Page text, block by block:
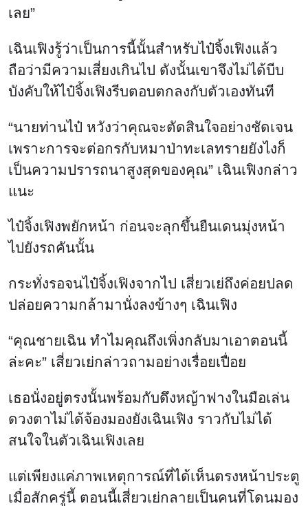
เลย”
เฉินเฟิงรู้ว่าเป็นการนี้นั้นสำหรับไป๋จิ้งเฟิงแล้ว
ถือว่ามีความเสี่ยงเกินไป ดังนั้นเขาจึงไม่ได้บีบ
บังคับให้ไป๋จิ้งเฟิงรีบตอบตกลงกับตัวเองทันที
“นายท่านไป๋ หวังว่าคุณจะตัดสินใจอย่างชัดเจน
เพราะการจะต่อกรกับหมาป่าทะเลทรายยังไงก็
เป็นความปรารถนาสูงสุดของคุณ” เฉินเฟิงกล่าว
แนะ
ไป๋จิ้งเฟิงพยักหน้า ก่อนจะลุกขึ้นยืนเดนมุ่งหน้า
ไปยังรถคันนั้น
กระทั่งรอจนไป๋จิ้งเฟิงจากไป เสี่ยวเย่ถึงค่อยปลด
ปล่อยความกล้ามานั่งลงข้างๆ เฉินเฟิง
“คุณชายเฉิน ทำไมคุณถึงเพิ่งกลับมาเอาตอนนี้
ล่ะคะ” เสี่ยวเย่กล่าวถามอย่างเรื่อยเปื่อย
เธอนั่งอยู่ตรงนั้นพร้อมกับดึงหญ้าฟางในมือเล่น
ดวงตาไม่ได้จ้องมองยังเฉินเฟิง ราวกับไม่ได้
สนใจในตัวเฉินเฟิงเลย
แต่เพียงแค่ภาพเหตุการณ์ที่ได้เห็นตรงหน้าประตู
เมื่อสักครู่นี้ ตอนนี้เสี่ยวเย่กลายเป็นคนที่โดนมอง